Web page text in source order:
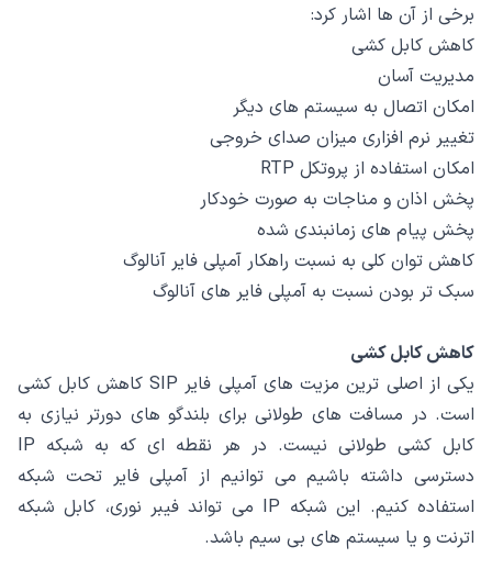
برخی از آن ها اشار کرد:
کاهش کابل کشی
مدیریت آسان
امکان اتصال به سیستم های دیگر
تغییر نرم افزاری میزان صدای خروجی
امکان استفاده از پروتکل RTP
پخش اذان و مناجات به صورت خودکار
پخش پیام های زمانبندی شده
کاهش توان کلی به نسبت راهکار آمپلی فایر آنالوگ
سبک تر بودن نسبت به آمپلی فایر های آنالوگ
کاهش کابل کشی
یکی از اصلی ترین مزیت های آمپلی فایر SIP کاهش کابل کشی
است. در مسافت های طولانی برای بلندگو های دورتر نیازی به
کابل کشی طولانی نیست. در هر نقطه ای که به شبکه IP
دسترسی داشته باشیم می توانیم از آمپلی فایر تحت شبکه
استفاده کنیم. این شبکه IP می تواند فیبر نوری، کابل شبکه
اترنت و یا سیستم های بی سیم باشد.